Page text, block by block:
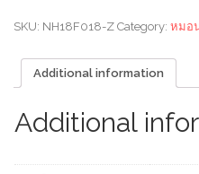
พก
สะดวก
Rectangular-
shaped
pillow
SKU: NH18F018-Z Category: หมอ
Additional information
Additional